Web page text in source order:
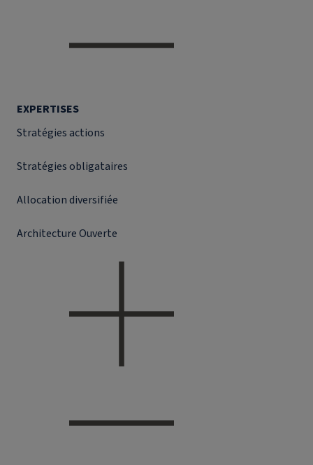
EXPERTISES
Stratégies actions
Stratégies obligataires
Allocation diversifiée
Architecture Ouverte